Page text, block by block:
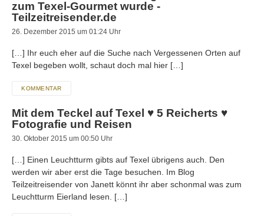
zum Texel-Gourmet wurde -
Teilzeitreisender.de
26. Dezember 2015 um 01:24 Uhr
[…] Ihr euch eher auf die Suche nach Vergessenen Orten auf
Texel begeben wollt, schaut doch mal hier […]
KOMMENTAR
Mit dem Teckel auf Texel ♥ 5 Reicherts ♥
Fotografie und Reisen
30. Oktober 2015 um 00:50 Uhr
[…] Einen Leuchtturm gibts auf Texel übrigens auch. Den
werden wir aber erst die Tage besuchen. Im Blog
Teilzeitreisender von Janett könnt ihr aber schonmal was zum
Leuchtturm Eierland lesen. […]